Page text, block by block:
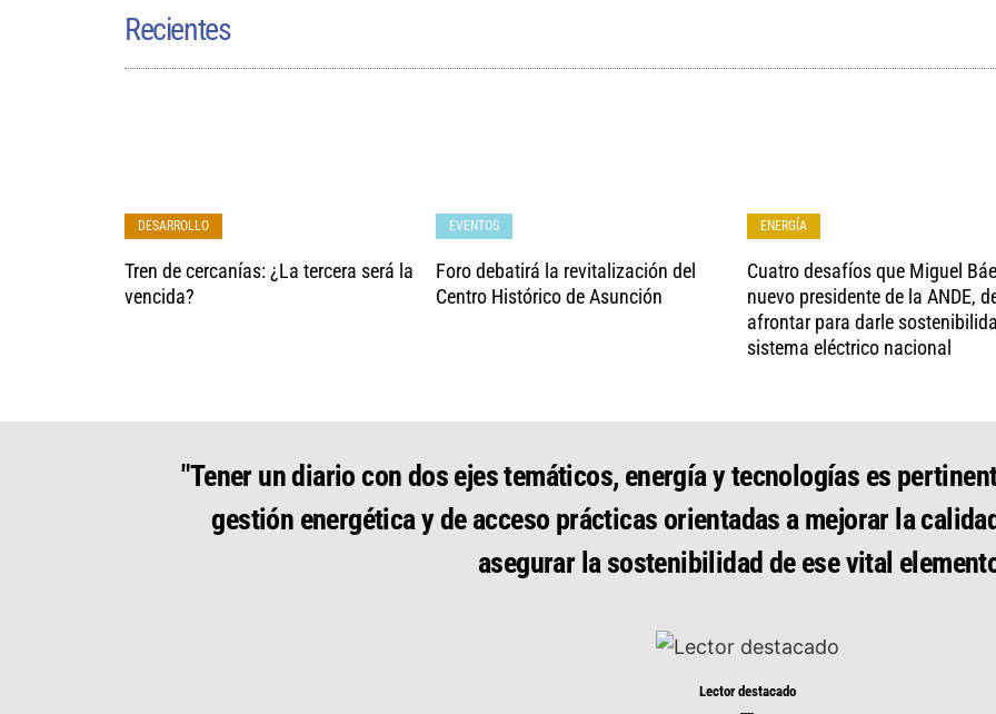
Recientes
Tren de cercanías: ¿La tercera será la
vencida?
DESARROLLO
Foro debatirá la revitalización del
Centro Histórico de Asunción
EVENTOS
Cuatro desafíos que Miguel
nuevo presidente de la ANDE,
afrontar para darle
sistema eléctrico nacional
ENERGÍA
"Tener un diario con dos ejes temáticos, energía y tecnologías es
gestión energética y de acceso prácticas orientadas a mejorar la
asegurar la sostenibilidad de ese vital
Lector destacado